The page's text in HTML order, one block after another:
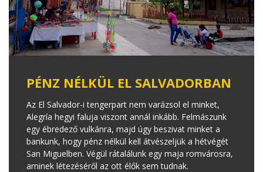
PÉNZ NÉLKÜL EL SALVADORBAN
Az El Salvador-i tengerpart nem varázsol el minket,
Alegría hegyi faluja viszont annál inkább. Felmászunk
egy ébredező vulkánra, majd úgy beszivat minket a
bankunk, hogy pénz nélkül kell átvészeljük a hétvégét
San Miguelben. Végül rátalálunk egy maja romvárosra,
aminek létezéséről az ott élők sem tudnak.